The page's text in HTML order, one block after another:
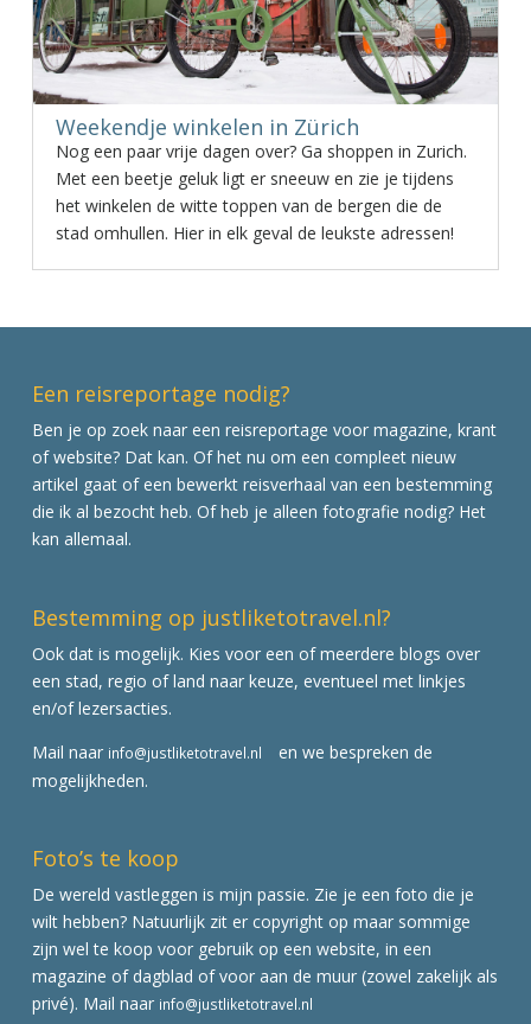
Weekendje winkelen in Zürich
Nog een paar vrije dagen over? Ga shoppen in Zurich.
Met een beetje geluk ligt er sneeuw en zie je tijdens
het winkelen de witte toppen van de bergen die de
stad omhullen. Hier in elk geval de leukste adressen!
Een reisreportage nodig?
Ben je op zoek naar een reisreportage voor magazine, krant
of website? Dat kan. Of het nu om een compleet nieuw
artikel gaat of een bewerkt reisverhaal van een bestemming
die ik al bezocht heb. Of heb je alleen fotografie nodig? Het
kan allemaal.
Bestemming op justliketotravel.nl?
Ook dat is mogelijk. Kies voor een of meerdere blogs over
een stad, regio of land naar keuze, eventueel met linkjes
en/of lezersacties.
Mail naar info@justliketotravel.nl
en we bespreken de
mogelijkheden.
Foto’s te koop
De wereld vastleggen is mijn passie. Zie je een foto die je
wilt hebben? Natuurlijk zit er copyright op maar sommige
zijn wel te koop voor gebruik op een website, in een
magazine of dagblad of voor aan de muur (zowel zakelijk als
privé). Mail naar info@justliketotravel.nl